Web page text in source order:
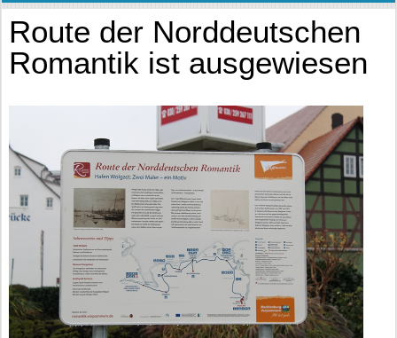
Route der Norddeutschen
Romantik ist ausgewiesen